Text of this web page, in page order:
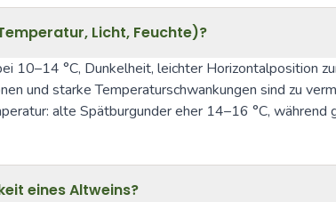
Licht, Feuchte)?
10–14 °C, Dunkelheit, leichter Horizontalposition
und starke Temperaturschwankungen sind zu
alte Spätburgunder eher 14–16 °C,
eines Altweins?